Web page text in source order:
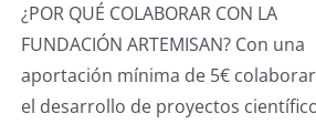
¿POR QUÉ COLABORAR CON LA
FUNDACIÓN ARTEMISAN? Con una
aportación mínima de 5€
el desarrollo de proyectos